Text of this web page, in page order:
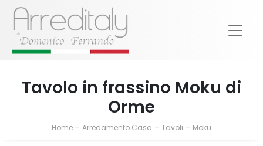
Tavolo in frassino Moku di
Orme
Home - Arredamento Casa - Tavoli - Moku